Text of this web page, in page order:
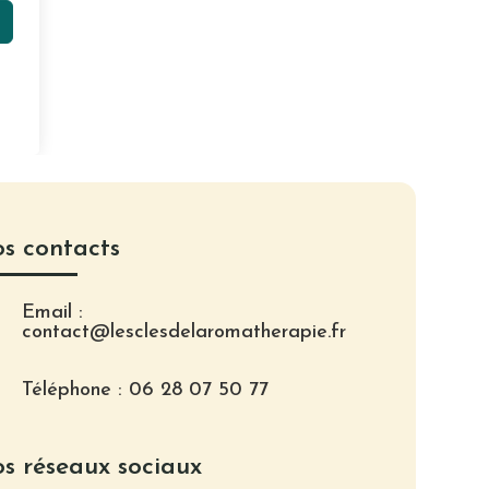
contacts
Email :
contact@lesclesdelaromatherapie.fr
Téléphone : 06 28 07 50 77
réseaux sociaux